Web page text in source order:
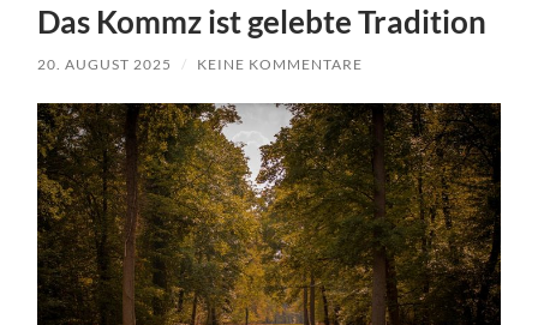
Das Kommz ist gelebte Tradition
20. AUGUST 2025 / KEINE KOMMENTARE